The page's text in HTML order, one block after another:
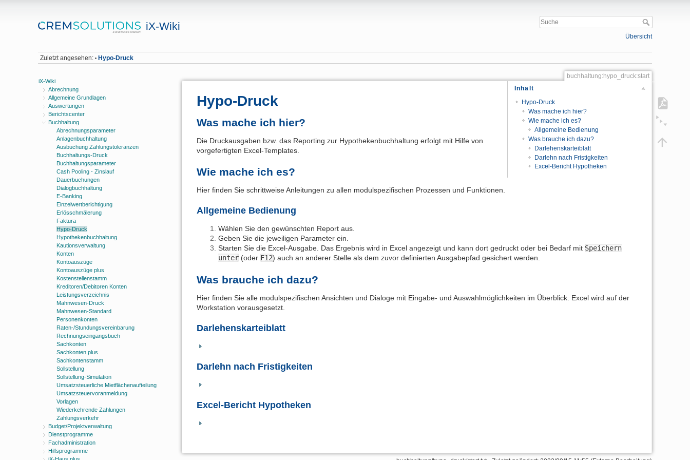
iX-Wiki
Übersicht
Zuletzt angesehen: • Hypo-Druck
iX-Wiki
Abrechnung
Allgemeine Grundlagen
Auswertungen
Berichtscenter
Buchhaltung
Abrechnungsparameter
Anlagenbuchhaltung
Ausbuchung Zahlungstoleranzen
Buchhaltungs-Druck
Buchhaltungsparameter
Cash Pooling - Zinslauf
Dauerbuchungen
Dialogbuchhaltung
E-Banking
Einzelwertberichtigung
Erlösschmälerung
Faktura
Hypo-Druck
Hypothekenbuchhaltung
Kautionsverwaltung
Konten
Kontoauszüge
Kontoauszüge plus
Kostenstellenstamm
Kreditoren/Debitoren Konten
Leistungsverzeichnis
Mahnwesen-Druck
Mahnwesen-Standard
Personenkonten
Raten-/Stundungsvereinbarung
Rechnungseingangsbuch
Sachkonten
Sachkonten plus
Sachkontenstamm
Sollstellung
Sollstellung-Simulation
Umsatzsteuerliche Mietflächenaufteilung
Umsatzsteuervoranmeldung
Vorlagen
Wiederkehrende Zahlungen
Zahlungsverkehr
Budget/Projektverwaltung
Dienstprogramme
Fachadministration
Hilfsprogramme
buchhaltung:hypo_druck:start
Inhalt
Hypo-Druck
Was mache ich hier?
Wie mache ich es?
Allgemeine Bedienung
Was brauche ich dazu?
Darlehenskarteiblatt
Darlehn nach Fristigkeiten
Excel-Bericht Hypotheken
Hypo-Druck
Was mache ich hier?
Die Druckausgaben bzw. das Reporting zur Hypothekenbuchhaltung erfolgt mit Hilfe von
vorgefertigten Excel-Templates.
Wie mache ich es?
Hier finden Sie schrittweise Anleitungen zu allen modulspezifischen Prozessen und Funktionen.
Allgemeine Bedienung
Wählen Sie den gewünschten Report aus.
Geben Sie die jeweiligen Parameter ein.
Starten Sie die Excel-Ausgabe. Das Ergebnis wird in Excel angezeigt und kann dort gedruckt oder bei Bedarf mit Speichern
unter(oder F12) auch an anderer Stelle als dem zuvor definierten Ausgabepfad gesichert werden.
Was brauche ich dazu?
Hier finden Sie alle modulspezifischen Ansichten und Dialoge mit Eingabe- und Auswahlmöglichkeiten im Überblick. Excel wird auf der
Workstation vorausgesetzt.
Darlehenskarteiblatt
Darlehn nach Fristigkeiten
Excel-Bericht Hypotheken